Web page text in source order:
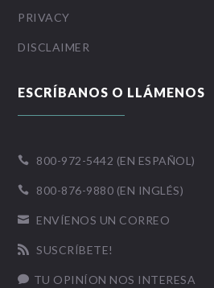
PRIVACY
DISCLAIMER
ESCRÍBANOS O LLÁMENOS
 800-972-5442 (EN ESPAÑOL)
 800-876-9880 (EN INGLÉS)
 ENVÍENOS UN CORREO
 SUSCRÍBETE!
 TU OPINÍON NOS INTERESA